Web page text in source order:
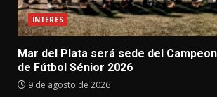
INTERES
Mar del Plata será sede del
de Fútbol Sénior 2026
9 de agosto de 2026